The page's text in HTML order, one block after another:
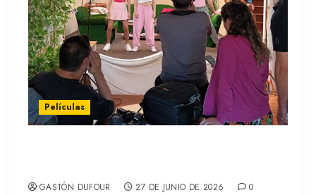
Películas
GASTÓN DUFOUR 27 DE JUNIO DE 2026 0